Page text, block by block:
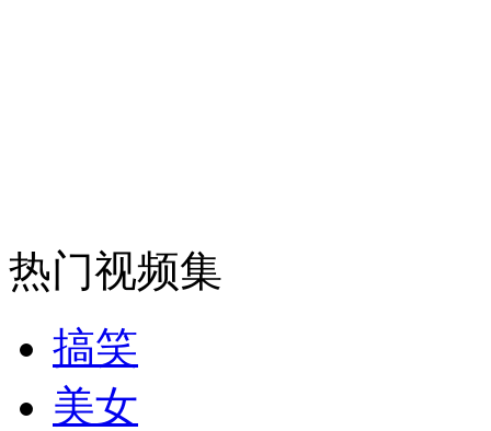
安徽一实载49人客车翻车
走！跟着总书记去植树
热门视频集
搞笑
美女